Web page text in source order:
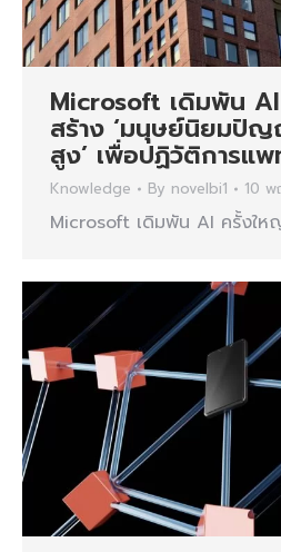
Microsoft เดิมพัน
สร้าง ‘มนุษย์นิยมปั
สูง’ เพื่อปฏิวัติการแ
Knowledge By novelbi1 10 พ
Microsoft เดิมพัน AI ครั้งให